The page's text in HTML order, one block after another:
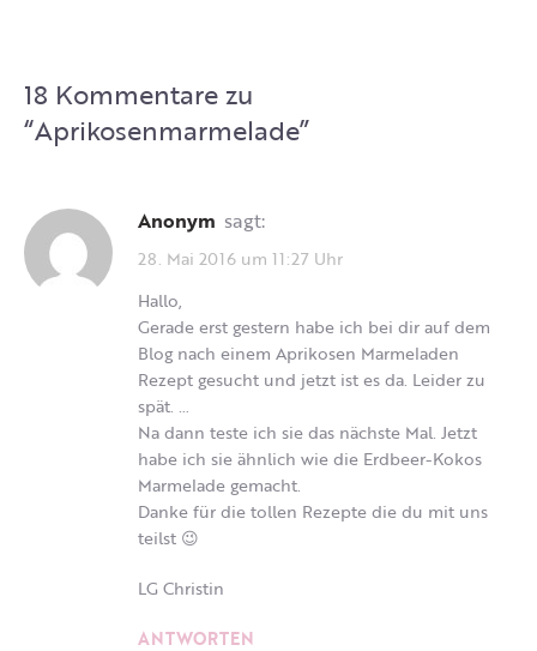
18 Kommentare zu
“Aprikosenmarmelade”
Anonym sagt:
28. Mai 2016 um 11:27 Uhr
Hallo,
Gerade erst gestern habe ich bei dir auf dem
Blog nach einem Aprikosen Marmeladen
Rezept gesucht und jetzt ist es da. Leider zu
spät. …
Na dann teste ich sie das nächste Mal. Jetzt
habe ich sie ähnlich wie die Erdbeer-Kokos
Marmelade gemacht.
Danke für die tollen Rezepte die du mit uns
teilst 😉
LG Christin
ANTWORTEN